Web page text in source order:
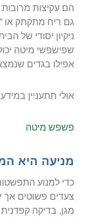
הם עקיצות
גם ריח מתקתק או
ניקיון יסודי של
שפישפשי מיטה
אפילו בגדים
אולי תתעניין
פשפש מיטה
מניעה היא
כדי למנוע
צעדים פשוטים אך
מגן, בדיקה